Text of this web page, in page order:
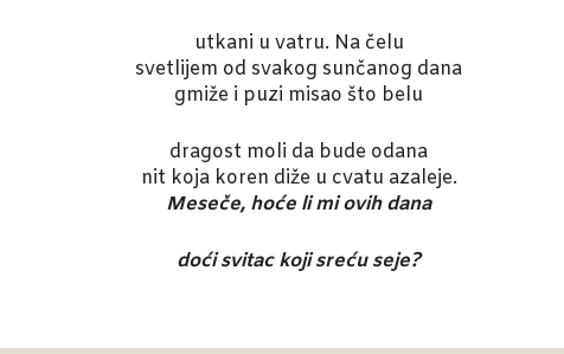
utkani u vatru. Na čelu
svetlijem od svakog sunčanog dana
gmiže i puzi misao što belu
dragost moli da bude odana
nit koja koren diže u cvatu azaleje.
Meseče, hoće li mi ovih dana
doći svitac koji sreću seje?